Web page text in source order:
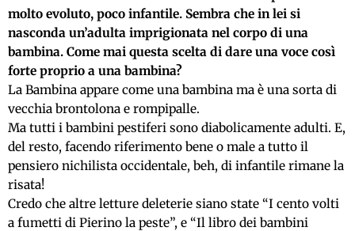
molto evoluto, poco infantile. Sembra che in lei si
nasconda un’adulta imprigionata nel corpo di una
bambina. Come mai questa scelta di dare una voce così
forte proprio a una bambina?
La Bambina appare come una bambina ma è una sorta di
vecchia brontolona e rompipalle.
Ma tutti i bambini pestiferi sono diabolicamente adulti. E,
del resto, facendo riferimento bene o male a tutto il
pensiero nichilista occidentale, beh, di infantile rimane la
risata!
Credo che altre letture deleterie siano state “I cento volti
a fumetti di Pierino la peste”, e “Il libro dei bambini